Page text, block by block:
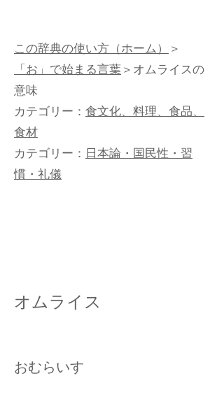
この辞典の使い方（ホーム）＞
「お」で始まる言葉＞オムライスの
意味
カテゴリー： 食文化、料理、食品、
食材
カテゴリー： 日本論・国民性・習
慣・礼儀
オムライス
おむらいす